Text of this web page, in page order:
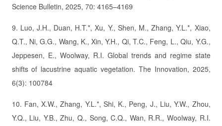
Science Bulletin, 2025, 70: 4165–4169
9. Luo, J.H., Duan, H.T.*, Xu, Y., Shen, M., Zhang, Y.L.*, Xiao,
Q.T., Ni, G.G., Wang, K., Xin, Y.H., Qi, T.C., Feng, L., Qiu, Y.G.,
Jeppesen, E., Woolway, R.I. Global trends and regime state
shifts of lacustrine aquatic vegetation. The Innovation, 2025,
6(3): 100784
10. Fan, X.W., Zhang, Y.L.*, Shi, K., Peng, J., Liu, Y.W., Zhou,
Y.Q., Liu, Y.B., Zhu, Q., Song, C.Q., Wan, R.R., Woolway, R.I.